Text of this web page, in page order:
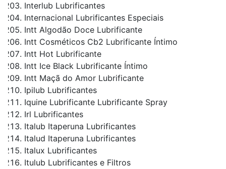
Interlub Lubrificantes
Internacional Lubrificantes Especiais
Intt Algodão Doce Lubrificante
Intt Cosméticos Cb2 Lubrificante Íntimo
Intt Hot Lubrificante
Intt Ice Black Lubrificante Íntimo
Intt Maçã do Amor Lubrificante
Ipilub Lubrificantes
Iquine Lubrificante Lubrificante Spray
Irl Lubrificantes
Italub Itaperuna Lubrificantes
Italud Itaperuna Lubrificantes
Italux Lubrificantes
Itulub Lubrificantes e Filtros